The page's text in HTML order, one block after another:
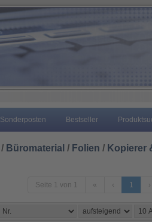
Sonderposten Bestseller
/ Büromaterial / Folien / Kopierer
Seite 1 von 1 « ‹ 1 ›